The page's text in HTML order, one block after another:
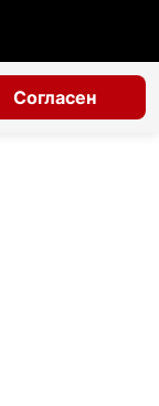
Согласен